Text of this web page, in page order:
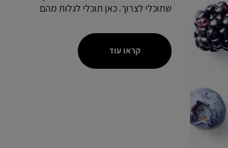
שתוכלי לצרוך. כאן תוכלי לגלות מהם
קראו עוד